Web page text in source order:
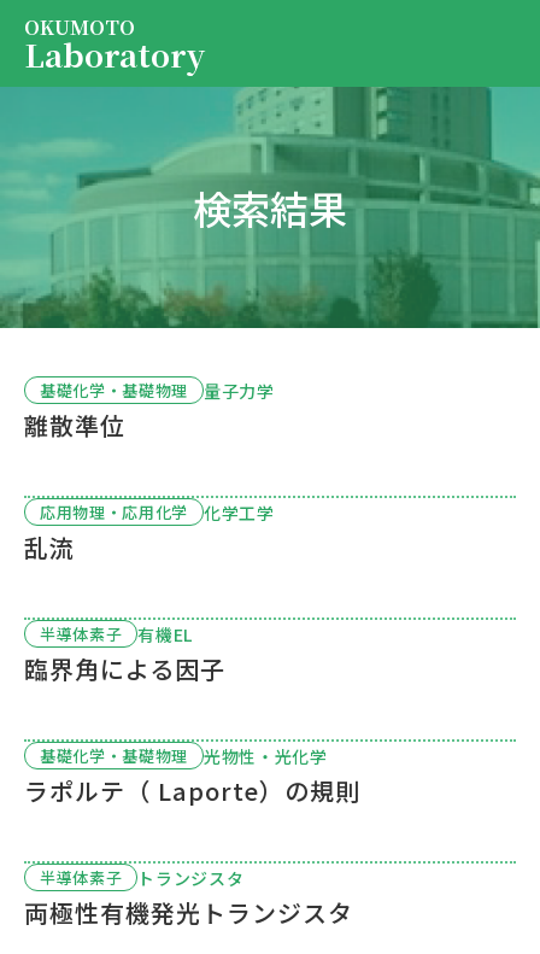
OKUMOTO
Laboratory
About us
President
EN
Contact us 検索結果
基礎化学・基礎物理 量子力学
離散準位
応用物理・応用化学 化学工学
乱流
半導体素子 有機EL
臨界角による因子
基礎化学・基礎物理 光物性・光化学
ラポルテ（ Laporte）の規則
半導体素子 トランジスタ
両極性有機発光トランジスタ